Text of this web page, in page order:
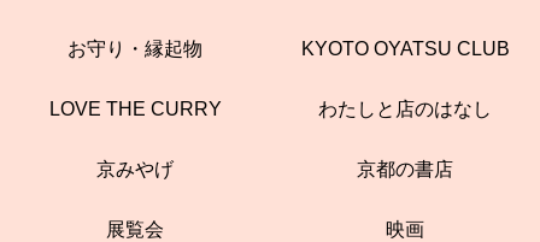
お守り・縁起物 KYOTO OYATSU CLUB
LOVE THE CURRY わたしと店のはなし
京みやげ 京都の書店
展覧会 映画